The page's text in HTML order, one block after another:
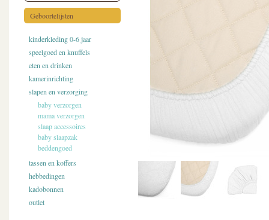
Geboortelijsten
kinderkleding 0-6 jaar
speelgoed en knuffels
eten en drinken
kamerinrichting
slapen en verzorging
baby verzorgen
mama verzorgen
slaap accessoires
baby slaapzak
beddengoed
tassen en koffers
hebbedingen
kadobonnen
outlet